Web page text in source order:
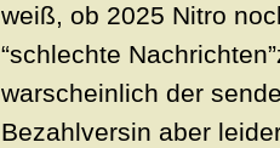
weiß, ob 2025 Nitro
“schlechte
warscheinlich der
Bezahlversin aber